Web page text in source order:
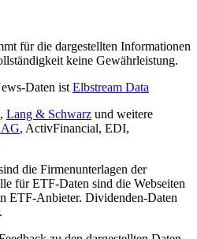
für die dargestellten Informationen
keine Gewährleistung.
Daten ist Elbstream Data
, Lang & Schwarz und weitere
, ActivFinancial, EDI,
die Firmenunterlagen der
für ETF-Daten sind die Webseiten
ETF-Anbieter. Dividenden-Daten
.